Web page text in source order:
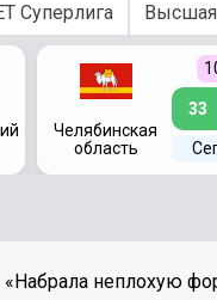
Суперлига Высшая
Челябинская
область
33
неплохую